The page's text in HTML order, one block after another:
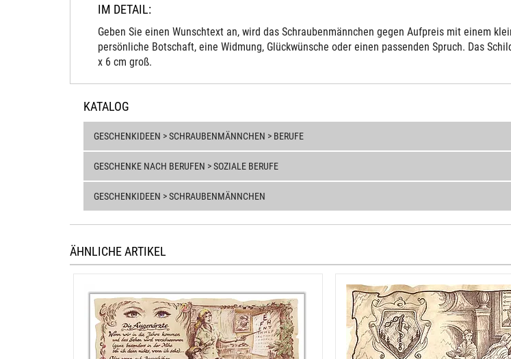
IM DETAIL:
Geben Sie einen Wunschtext an, wird das Schraubenmännchen gegen Aufpreis mit einem
persönliche Botschaft, eine Widmung, Glückwünsche oder einen passenden Spruch. Das
x 6 cm groß.
KATALOG
GESCHENKIDEEN > SCHRAUBENMÄNNCHEN > BERUFE
GESCHENKE NACH BERUFEN > SOZIALE BERUFE
GESCHENKIDEEN > SCHRAUBENMÄNNCHEN
ÄHNLICHE ARTIKEL